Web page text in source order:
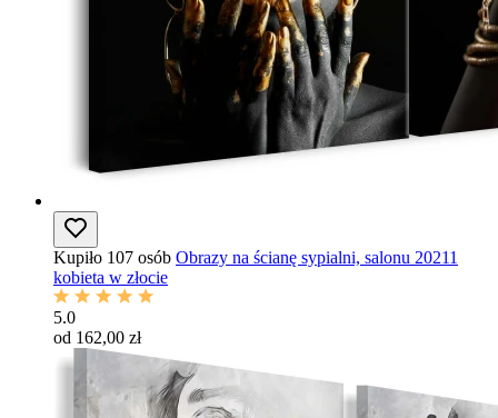
Kupiło 107 osób Obrazy na ścianę sypialni, salonu 20211
kobieta w złocie
5.0
od 162,00 zł